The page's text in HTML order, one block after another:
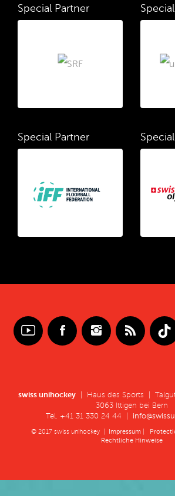
Special Partner
Special Partner
swiss unihockey| Haus des Sports |
3063 Ittigen bei Bern
Tel. +41 31 330 24 44 |
© 2017 swiss unihockey | Impressum |
Rechtliche Hinweise